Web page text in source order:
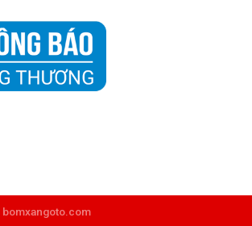
bomxangoto.com